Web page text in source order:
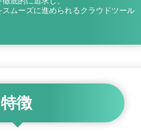
ムーズに進められるクラウドツール
特徴